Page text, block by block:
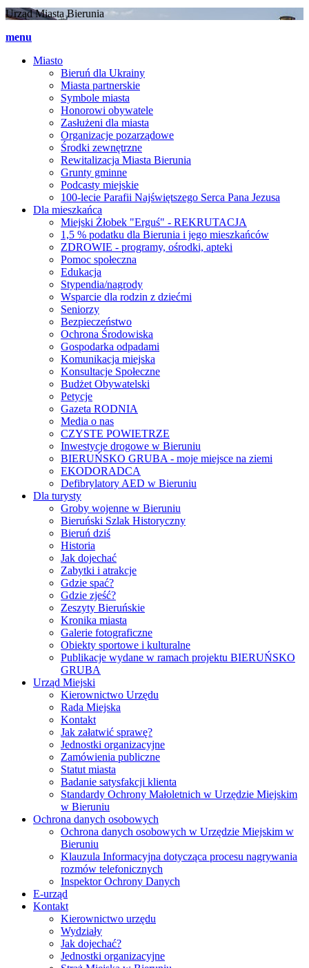
Urząd Miasta Bierunia
menu
Miasto
Bieruń dla Ukrainy
Miasta partnerskie
Symbole miasta
Honorowi obywatele
Zasłużeni dla miasta
Organizacje pozarządowe
Środki zewnętrzne
Rewitalizacja Miasta Bierunia
Grunty gminne
Podcasty miejskie
100-lecie Parafii Najświętszego Serca Pana Jezusa
Dla mieszkańca
Miejski Żłobek "Erguś" - REKRUTACJA
1,5 % podatku dla Bierunia i jego mieszkańców
ZDROWIE - programy, ośrodki, apteki
Pomoc społeczna
Edukacja
Stypendia/nagrody
Wsparcie dla rodzin z dziećmi
Seniorzy
Bezpieczeństwo
Ochrona Środowiska
Gospodarka odpadami
Komunikacja miejska
Konsultacje Społeczne
Budżet Obywatelski
Petycje
Gazeta RODNIA
Media o nas
CZYSTE POWIETRZE
Inwestycje drogowe w Bieruniu
BIERUŃSKO GRUBA - moje miejsce na ziemi
EKODORADCA
Defibrylatory AED w Bieruniu
Dla turysty
Groby wojenne w Bieruniu
Bieruński Szlak Historyczny
Bieruń dziś
Historia
Jak dojechać
Zabytki i atrakcje
Gdzie spać?
Gdzie zjeść?
Zeszyty Bieruńskie
Kronika miasta
Galerie fotograficzne
Obiekty sportowe i kulturalne
Publikacje wydane w ramach projektu BIERUŃSKO
GRUBA
Urząd Miejski
Kierownictwo Urzędu
Rada Miejska
Kontakt
Jak załatwić sprawę?
Jednostki organizacyjne
Zamówienia publiczne
Statut miasta
Badanie satysfakcji klienta
Standardy Ochrony Małoletnich w Urzędzie Miejskim
w Bieruniu
Ochrona danych osobowych
Ochrona danych osobowych w Urzędzie Miejskim w
Bieruniu
Klauzula Informacyjna dotycząca procesu nagrywania
rozmów telefonicznych
Inspektor Ochrony Danych
E-urząd
Kontakt
Kierownictwo urzędu
Wydziały
Jak dojechać?
Jednostki organizacyjne